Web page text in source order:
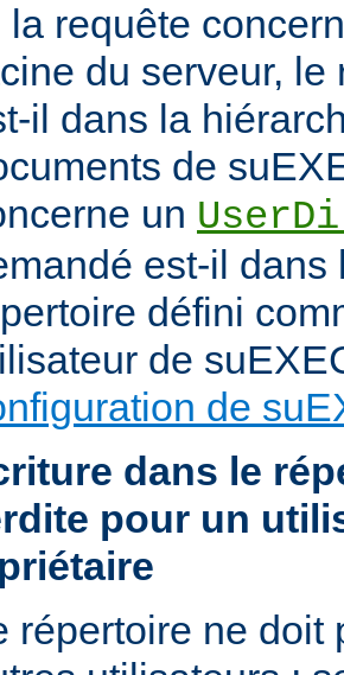
la requête
du serveur,
il dans la
de
un
est-il dans
défini
de
de
dans le
pour un
répertoire ne doit